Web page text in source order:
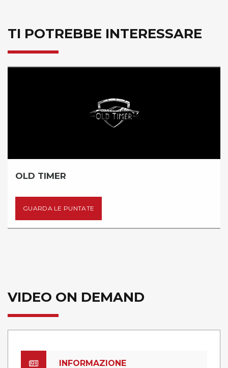
TI POTREBBE INTERESSARE
LE PUNTATE
VIDEO ON DEMAND
INFORMAZIONE